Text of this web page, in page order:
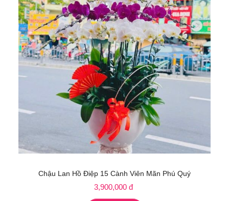
Chậu Lan Hồ Điệp 15 Cành Viên Mãn Phú Quý
3,900,000 đ